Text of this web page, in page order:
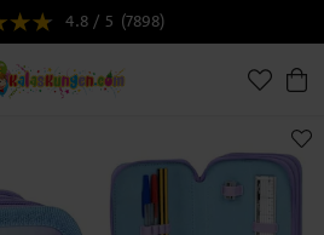
4.8 / 5 (7898)